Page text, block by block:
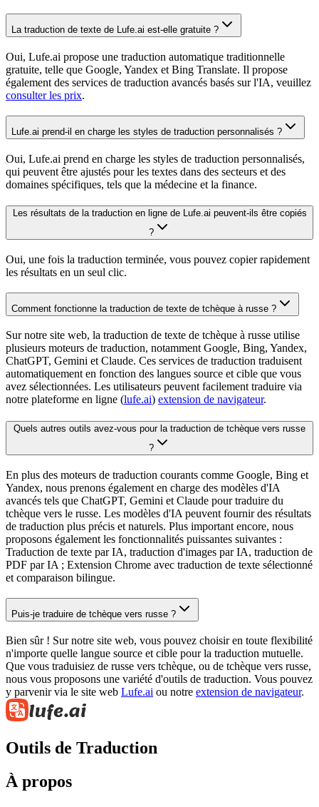
La traduction de texte de Lufe.ai est-elle gratuite ?
Oui, Lufe.ai propose une traduction automatique traditionnelle
gratuite, telle que Google, Yandex et Bing Translate. Il propose
également des services de traduction avancés basés sur l'IA, veuillez
consulter les prix.
Lufe.ai prend-il en charge les styles de traduction personnalisés ?
Oui, Lufe.ai prend en charge les styles de traduction personnalisés,
qui peuvent être ajustés pour les textes dans des secteurs et des
domaines spécifiques, tels que la médecine et la finance.
Les résultats de la traduction en ligne de Lufe.ai peuvent-ils être copiés
?
Oui, une fois la traduction terminée, vous pouvez copier rapidement
les résultats en un seul clic.
Comment fonctionne la traduction de texte de tchèque à russe ?
Sur notre site web, la traduction de texte de tchèque à russe utilise
plusieurs moteurs de traduction, notamment Google, Bing, Yandex,
ChatGPT, Gemini et Claude. Ces services de traduction traduisent
automatiquement en fonction des langues source et cible que vous
avez sélectionnées. Les utilisateurs peuvent facilement traduire via
notre plateforme en ligne (lufe.ai) extension de navigateur.
Quels autres outils avez-vous pour la traduction de tchèque vers russe
?
En plus des moteurs de traduction courants comme Google, Bing et
Yandex, nous prenons également en charge des modèles d'IA
avancés tels que ChatGPT, Gemini et Claude pour traduire du
tchèque vers le russe. Les modèles d'IA peuvent fournir des résultats
de traduction plus précis et naturels. Plus important encore, nous
proposons également les fonctionnalités puissantes suivantes :
Traduction de texte par IA, traduction d'images par IA, traduction de
PDF par IA ; Extension Chrome avec traduction de texte sélectionné
et comparaison bilingue.
Puis-je traduire de tchèque vers russe ?
Bien sûr ! Sur notre site web, vous pouvez choisir en toute flexibilité
n'importe quelle langue source et cible pour la traduction mutuelle.
Que vous traduisiez de russe vers tchèque, ou de tchèque vers russe,
nous vous proposons une variété d'outils de traduction. Vous pouvez
y parvenir via le site web Lufe.ai ou notre extension de navigateur.
Outils de Traduction
À propos